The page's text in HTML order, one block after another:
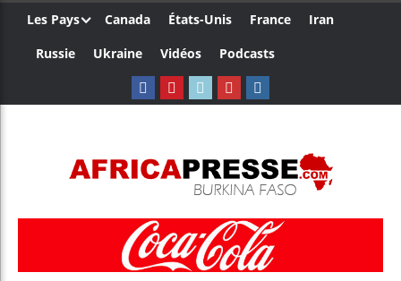
Les Pays Canada États-Unis France
Iran
Russie
Ukraine Vidéos Podcasts